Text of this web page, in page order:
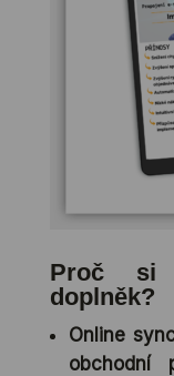
Proč si
doplněk?
Online
obchodní